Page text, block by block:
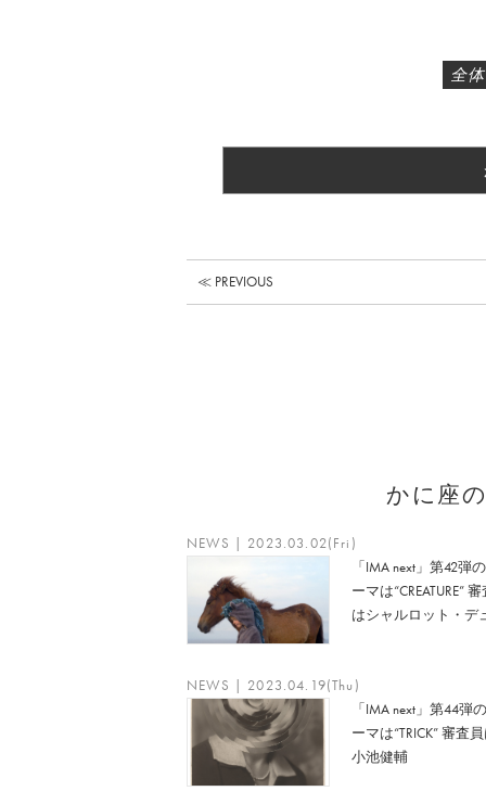
全
≪ PREVIOUS
かに座
NEWS | 2023.03.02(Fri)
「IMA next」第42弾
ーマは“CREATURE”
はシャルロット・デ
NEWS | 2023.04.19(Thu)
「IMA next」第44弾
ーマは“TRICK” 審査
小池健輔